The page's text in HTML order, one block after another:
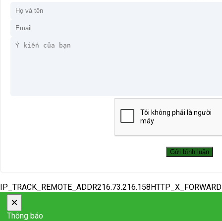
×
Thông báo